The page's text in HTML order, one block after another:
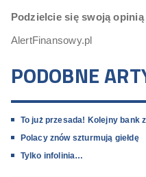
Podzielcie się swoją opinią
AlertFinansowy.pl
PODOBNE
To już przesada! Kolejny bank
Polacy znów szturmują giełdę
Tylko infolinia…